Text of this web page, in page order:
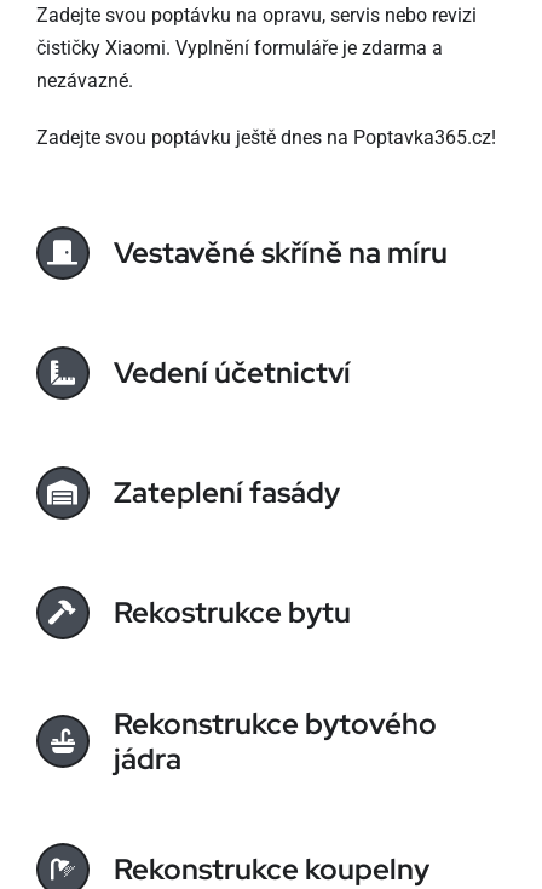
Zadejte svou poptávku na opravu, servis nebo revizi
čističky Xiaomi. Vyplnění formuláře je zdarma a
nezávazné.
Zadejte svou poptávku ještě dnes na Poptavka365.cz!
Vestavěné skříně na míru
Vedení účetnictví
Zateplení fasády
Rekostrukce bytu
Rekonstrukce bytového
jádra
Rekonstrukce koupelny